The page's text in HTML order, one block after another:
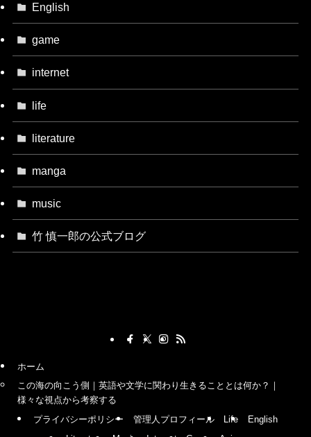
English
game
internet
life
literature
manga
music
竹 慎一郎の公式ブログ
ホーム
この海の向こう側｜英語や文学に関わり生きることとは何か？｜
様々な視点から考察する
プライバシーポリシー
管理人プロフィール Life
English